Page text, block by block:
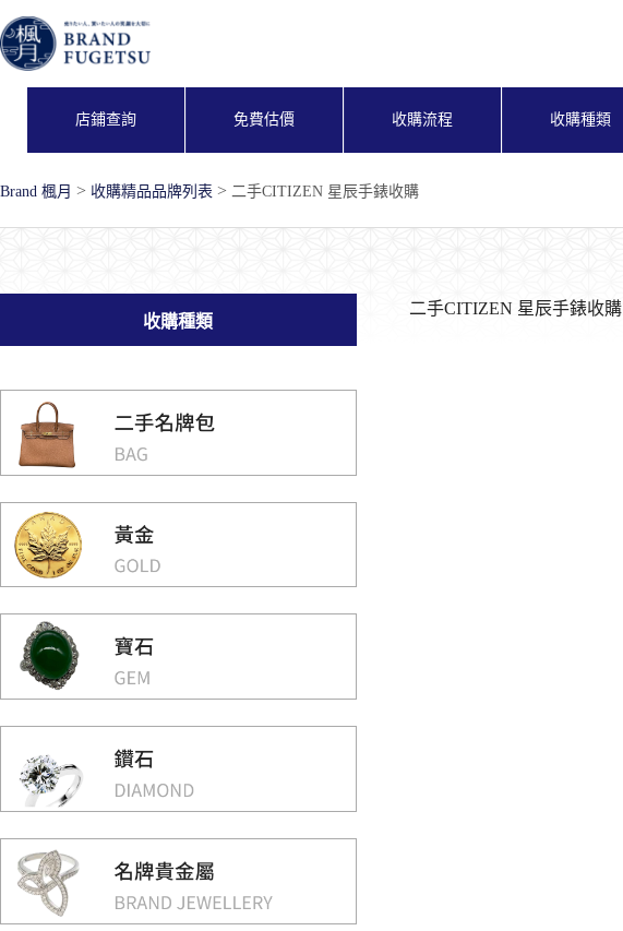
至
主
店鋪查詢 免費估價 收購流程 收購種類
Brand 楓月 > 收購精品品牌列表 > 二手CITIZEN 星辰手錶收購
二手CITIZEN 星辰手錶收購
收購種類